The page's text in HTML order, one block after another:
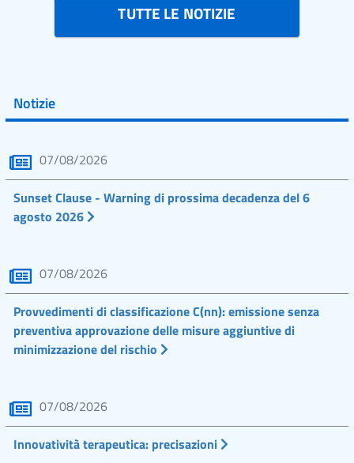
TUTTE LE NOTIZIE
Notizie
07/08/2026
Sunset Clause - Warning di prossima decadenza del 6
agosto 2026
07/08/2026
Provvedimenti di classificazione C(nn): emissione senza
preventiva approvazione delle misure aggiuntive di
minimizzazione del rischio
07/08/2026
Innovatività terapeutica: precisazioni